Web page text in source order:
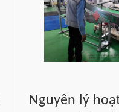
Nguyên lý